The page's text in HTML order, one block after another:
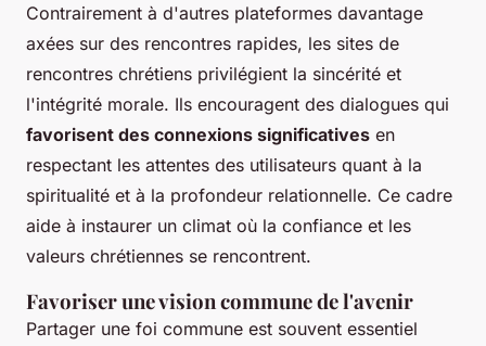
Contrairement à d'autres plateformes davantage
axées sur des rencontres rapides, les sites de
rencontres chrétiens privilégient la sincérité et
l'intégrité morale. Ils encouragent des dialogues qui
favorisent des connexions significatives en
respectant les attentes des utilisateurs quant à la
spiritualité et à la profondeur relationnelle. Ce cadre
aide à instaurer un climat où la confiance et les
valeurs chrétiennes se rencontrent.
Favoriser une vision commune de l'avenir
Partager une foi commune est souvent essentiel